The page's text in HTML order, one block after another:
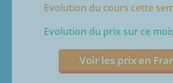
Evolution du cours cette
Evolution du prix sur ce
Voir les prix en